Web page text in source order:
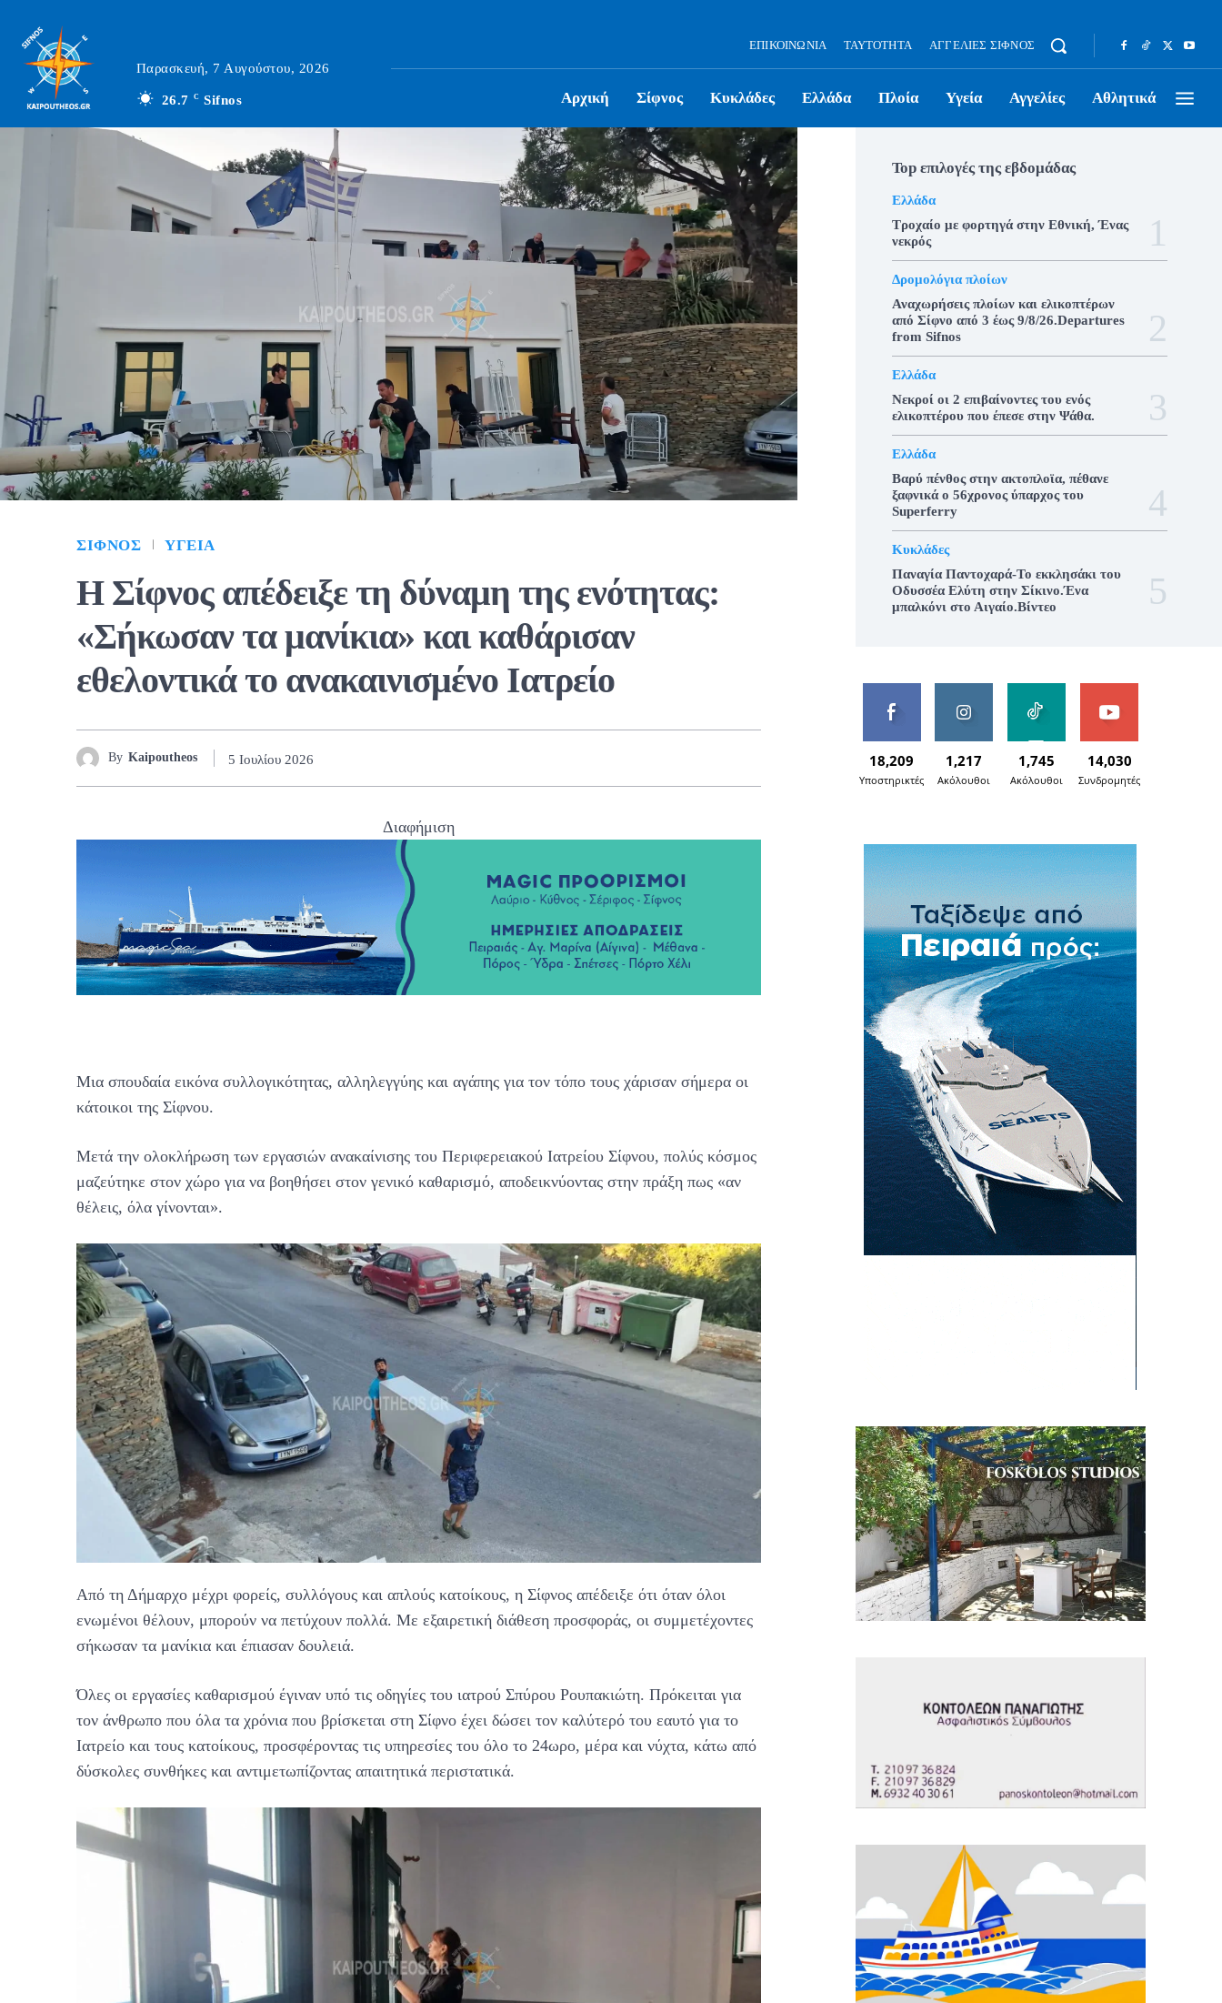
Παρασκευή, 7 Αυγούστου, 2026
26.7 C Sifnos
ΕΠΙΚΟΙΝΩΝΊΑ ΤΑΥΤΌΤΗΤΑ ΑΓΓΕΛΊΕΣ ΣΊΦΝΟΣ
Αρχική Σίφνος Κυκλάδες Ελλάδα Πλοία Υγεία Αγγελίες Αθλητικά
ΣΊΦΝΟΣ ΥΓΕΊΑ
Η Σίφνος απέδειξε τη δύναμη της ενότητας:
«Σήκωσαν τα μανίκια» και καθάρισαν
εθελοντικά το ανακαινισμένο Ιατρείο
By Kaipoutheos 5 Ιουλίου 2026
Διαφήμιση
Μια σπουδαία εικόνα συλλογικότητας, αλληλεγγύης και αγάπης για τον τόπο τους χάρισαν σήμερα οι
κάτοικοι της Σίφνου.
Μετά την ολοκλήρωση των εργασιών ανακαίνισης του Περιφερειακού Ιατρείου Σίφνου, πολύς κόσμος
μαζεύτηκε στον χώρο για να βοηθήσει στον γενικό καθαρισμό, αποδεικνύοντας στην πράξη πως «αν
θέλεις, όλα γίνονται».
Από τη Δήμαρχο μέχρι φορείς, συλλόγους και απλούς κατοίκους, η Σίφνος απέδειξε ότι όταν όλοι
ενωμένοι θέλουν, μπορούν να πετύχουν πολλά. Με εξαιρετική διάθεση προσφοράς, οι συμμετέχοντες
σήκωσαν τα μανίκια και έπιασαν δουλειά.
Όλες οι εργασίες καθαρισμού έγιναν υπό τις οδηγίες του ιατρού Σπύρου Ρουπακιώτη. Πρόκειται για
τον άνθρωπο που όλα τα χρόνια που βρίσκεται στη Σίφνο έχει δώσει τον καλύτερό του εαυτό για το
Ιατρείο και τους κατοίκους, προσφέροντας τις υπηρεσίες του όλο το 24ωρο, μέρα και νύχτα, κάτω από
δύσκολες συνθήκες και αντιμετωπίζοντας απαιτητικά περιστατικά.
Top επιλογές της εβδομάδας
Ελλάδα
Τροχαίο με φορτηγά στην Εθνική, Ένας
νεκρός
Δρομολόγια πλοίων
Αναχωρήσεις πλοίων και ελικοπτέρων
από Σίφνο από 3 έως 9/8/26.Departures
from Sifnos
Ελλάδα
Νεκροί οι 2 επιβαίνοντες του ενός
ελικοπτέρου που έπεσε στην Ψάθα.
Ελλάδα
Βαρύ πένθος στην ακτοπλοϊα, πέθανε
ξαφνικά ο 56χρονος ύπαρχος του
Superferry
Κυκλάδες
Παναγία Παντοχαρά-Το εκκλησάκι του
Οδυσσέα Ελύτη στην Σίκινο.Ένα
μπαλκόνι στο Αιγαίο.Βίντεο
18,209
Υποστηρικτές
1,217
Ακόλουθοι
1,745
Ακόλουθοι
14,030
Συνδρομητές